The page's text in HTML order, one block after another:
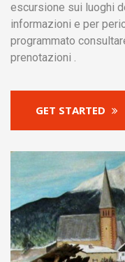
escursione sui luoghi
informazioni e per
programmato
prenotazioni .
GET STARTED